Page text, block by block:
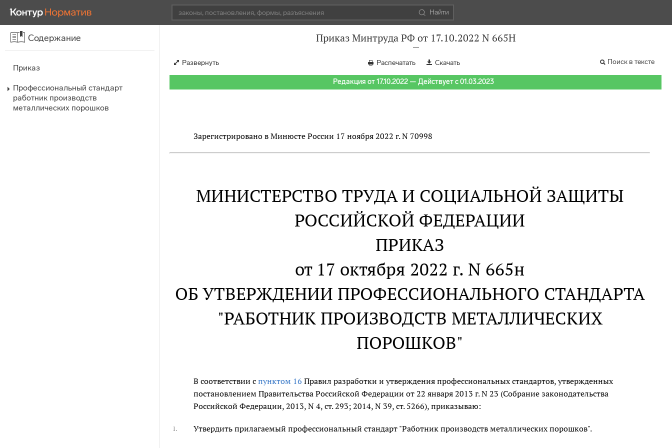
Найти
Содержание
Приказ
Профессиональный стандарт
работник производств
металлических порошков
Приказ Минтруда РФ от 17.10.2022 N 665Н
Развернуть Распечатать Скачать Поиск в тексте
Редакция от 17.10.2022 — Действует с 01.03.2023
Зарегистрировано в Минюсте России 17 ноября 2022 г. N 70998
МИНИСТЕРСТВО ТРУДА И СОЦИАЛЬНОЙ ЗАЩИТЫ
РОССИЙСКОЙ ФЕДЕРАЦИИ
ПРИКАЗ
от 17 октября 2022 г. N 665н
ОБ УТВЕРЖДЕНИИ ПРОФЕССИОНАЛЬНОГО СТАНДАРТА
"РАБОТНИК ПРОИЗВОДСТВ МЕТАЛЛИЧЕСКИХ
ПОРОШКОВ"
В соответствии спунктом 16 Правил разработки и утверждения профессиональных стандартов, утвержденных
постановлением Правительства Российской Федерации от 22 января 2013 г. N 23 (Собрание законодательства
Российской Федерации, 2013, N 4, ст. 293; 2014, N 39, ст. 5266), приказываю:
1. Утвердить прилагаемый профессиональный стандарт "Работник производств металлических порошков".